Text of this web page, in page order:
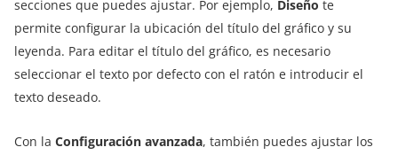
secciones que puedes ajustar. Por ejemplo, Diseño te
permite configurar la ubicación del título del gráfico y su
leyenda. Para editar el título del gráfico, es necesario
seleccionar el texto por defecto con el ratón e introducir el
texto deseado.
Con la Configuración avanzada, también puedes ajustar los